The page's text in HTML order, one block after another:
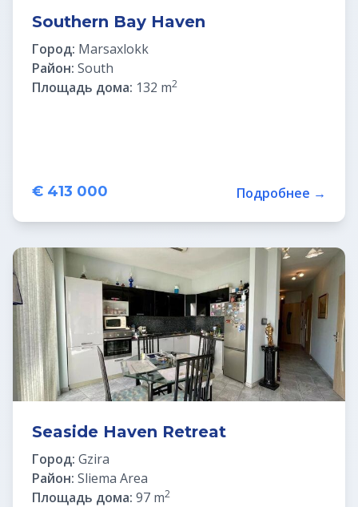
Southern Bay Haven
Город: Marsaxlokk
Район: South
Площадь дома: 132 m2
€ 413 000 Подробнее →
Seaside Haven Retreat
Город: Gzira
Район: Sliema Area
Площадь дома: 97 m2